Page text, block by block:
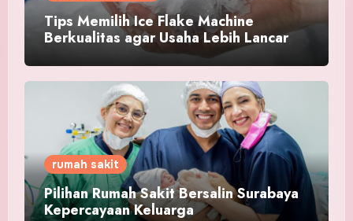
Tips Memilih Ice Flake Machine
Berkualitas agar Usaha Lebih Lancar
rumah sakit
Pilihan Rumah Sakit Bersalin Surabaya
Kepercayaan Keluarga